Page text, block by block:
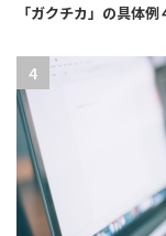
「ガクチカ」の具体